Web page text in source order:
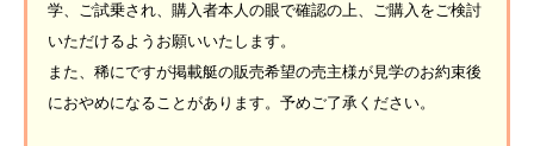
学、ご試乗され、購入者本人の眼で確認の上、ご購入をご検討
いただけるようお願いいたします。
また、稀にですが掲載艇の販売希望の売主様が見学のお約束後
におやめになることがあります。予めご了承ください。